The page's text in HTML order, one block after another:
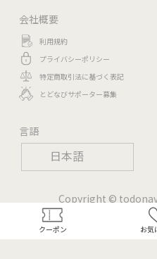
日本語
クーポン お気
会社概要
利用規約
プライバシーポリシー
特定商取引法に基づく表記
とどなびサポーター募集
言語
Copyright ©